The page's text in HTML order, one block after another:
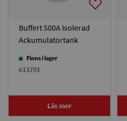
Buffert 500A Isolerad
Ackumulatortank
Finns i lager
613701
Läs mer